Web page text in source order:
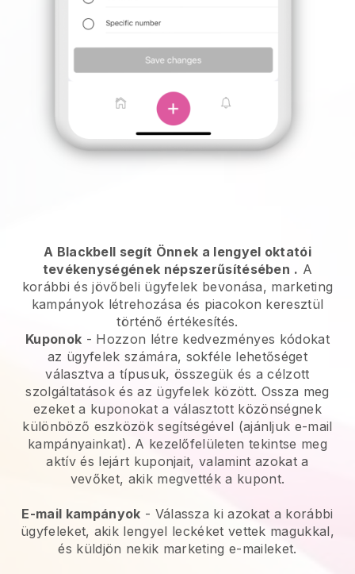
A Blackbell segít Önnek a lengyel oktatói
tevékenységének népszerűsítésében . A
korábbi és jövőbeli ügyfelek bevonása, marketing
kampányok létrehozása és piacokon keresztül
történő értékesítés.
Kuponok - Hozzon létre kedvezményes kódokat
az ügyfelek számára, sokféle lehetőséget
választva a típusuk, összegük és a célzott
szolgáltatások és az ügyfelek között. Ossza meg
ezeket a kuponokat a választott közönségnek
különböző eszközök segítségével (ajánljuk e-mail
kampányainkat). A kezelőfelületen tekintse meg
aktív és lejárt kuponjait, valamint azokat a
vevőket, akik megvették a kupont.
E-mail kampányok - Válassza ki azokat a korábbi
ügyfeleket, akik lengyel leckéket vettek magukkal,
és küldjön nekik marketing e-maileket.